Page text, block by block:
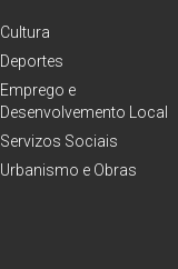
Cultura
Deportes
Emprego e
Desenvolvemento Local
Servizos Sociais
Urbanismo e Obras